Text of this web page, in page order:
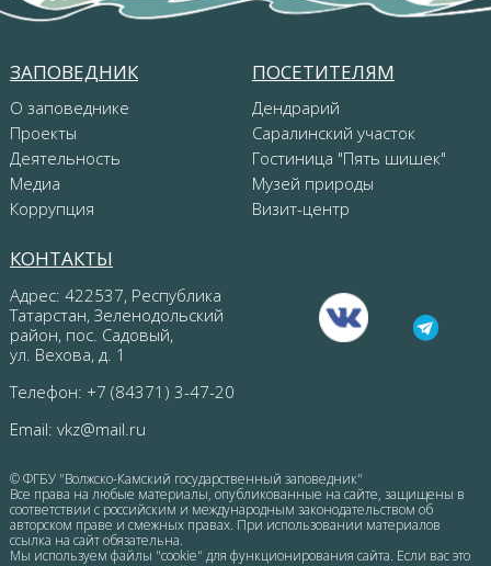
ЗАПОВЕДНИК
О заповеднике
Проекты
Деятельность
Медиа
Коррупция
ПОСЕТИТЕЛЯМ
Дендрарий
Саралинский участок
Гостиница "Пять шишек"
Музей природы
Визит-центр
КОНТАКТЫ
Адрес: 422537, Республика
Татарстан, Зеленодольский
район, пос. Садовый,
ул. Вехова, д. 1
Телефон: +7 (84371) 3-47-20
Email: vkz@mail.ru
© ФГБУ "Волжско-Камский государственный заповедник"
Все права на любые материалы, опубликованные на сайте, защищены в
соответствии с российским и международным законодательством об
авторском праве и смежных правах. При использовании материалов
ссылка на сайт обязательна.
Мы используем файлы "cookie" для функционирования сайта. Если вас это